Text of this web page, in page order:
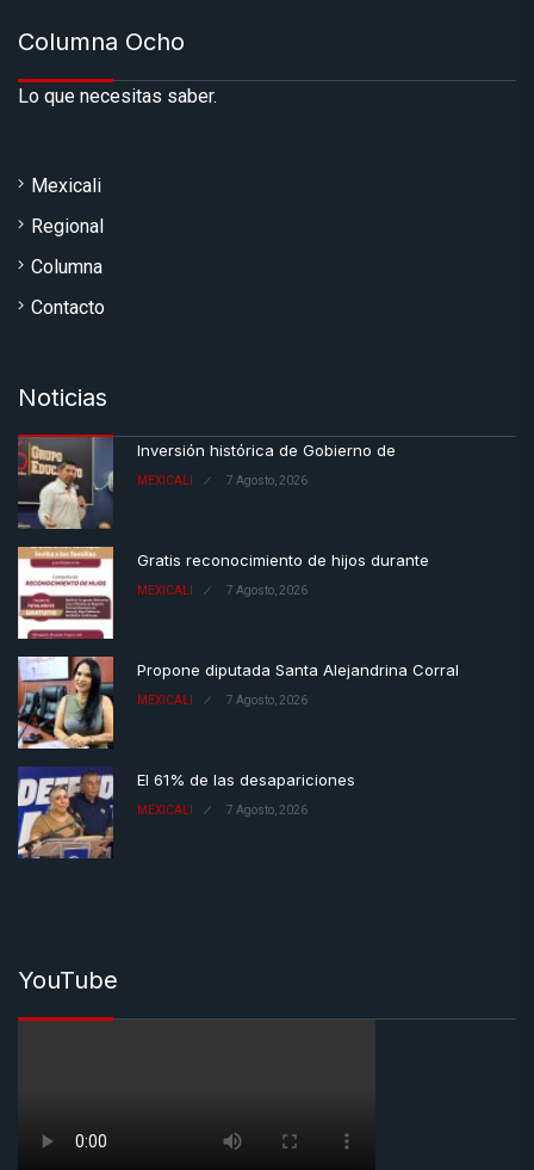
Columna Ocho
Lo que necesitas saber.
Mexicali
Regional
Columna
Contacto
Noticias
Inversión histórica de Gobierno de
MEXICALI 7 Agosto, 2026
Gratis reconocimiento de hijos durante
MEXICALI 7 Agosto, 2026
Propone diputada Santa Alejandrina Corral
MEXICALI 7 Agosto, 2026
El 61% de las desapariciones
MEXICALI 7 Agosto, 2026
YouTube